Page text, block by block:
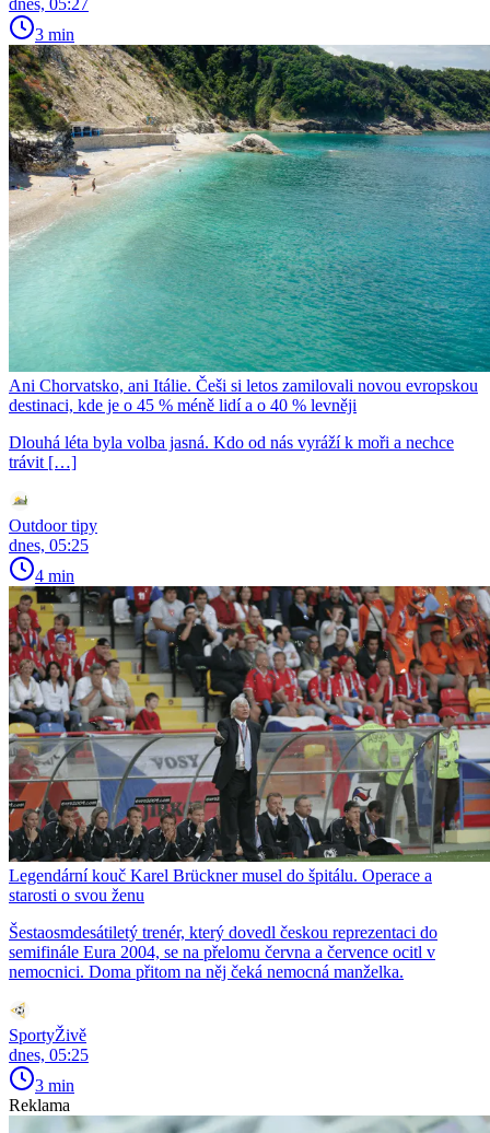
dnes, 05:27
3 min
Ani Chorvatsko, ani Itálie. Češi si letos zamilovali novou evropskou
destinaci, kde je o 45 % méně lidí a o 40 % levněji
Dlouhá léta byla volba jasná. Kdo od nás vyráží k moři a nechce
trávit […]
Outdoor tipy
dnes, 05:25
4 min
Legendární kouč Karel Brückner musel do špitálu. Operace a
starosti o svou ženu
Šestaosmdesátiletý trenér, který dovedl českou reprezentaci do
semifinále Eura 2004, se na přelomu června a července ocitl v
nemocnici. Doma přitom na něj čeká nemocná manželka.
SportyŽivě
dnes, 05:25
3 min
Reklama